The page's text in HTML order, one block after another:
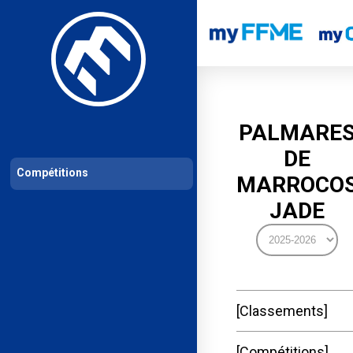
Les compétitions Calendrier de compétitions Classements
DE
JADE
Classements
Compétitions